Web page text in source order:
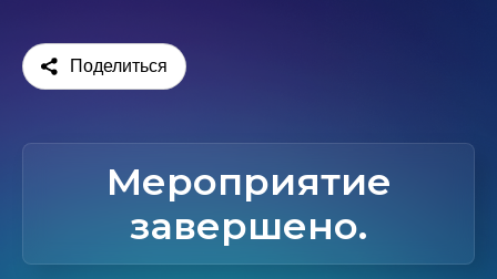
Поделиться
Мероприятие
завершено.